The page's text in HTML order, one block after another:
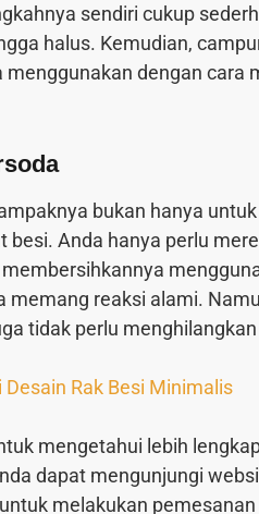
sendiri cukup
halus. Kemudian,
menggunakan dengan cara
bukan hanya
besi. Anda hanya perlu
memang reaksi alami.
tidak perlu
Desain Rak Besi Minimalis
mengetahui lebih
dapat mengunjungi
melakukan